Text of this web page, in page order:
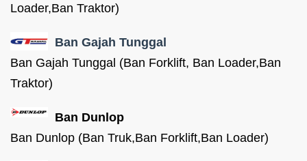
Loader,Ban Traktor)
Ban Gajah Tunggal
Ban Gajah Tunggal (Ban Forklift, Ban Loader,Ban
Traktor)
Ban Dunlop
Ban Dunlop (Ban Truk,Ban Forklift,Ban Loader)